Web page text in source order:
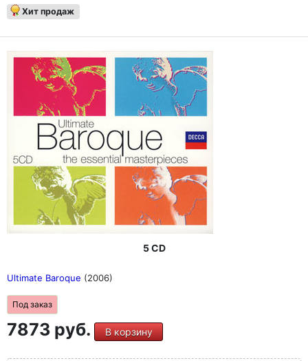
Хит продаж
5 CD
Ultimate Baroque (2006)
Под заказ
7873 руб. В корзину